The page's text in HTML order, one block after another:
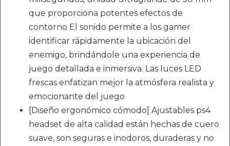
que proporciona potentes efectos de
contorno El sonido permite a los gamer
identificar rápidamente la ubicación del
enemigo, brindándole una experiencia de
juego detallada e inmersiva. Las luces LED
frescas enfatizan mejor la atmósfera realista y
emocionante del juego
[Diseño ergonómico cómodo] Ajustables ps4
headset de alta calidad están hechas de cuero
suave, son seguras e inodoros, duraderas y no